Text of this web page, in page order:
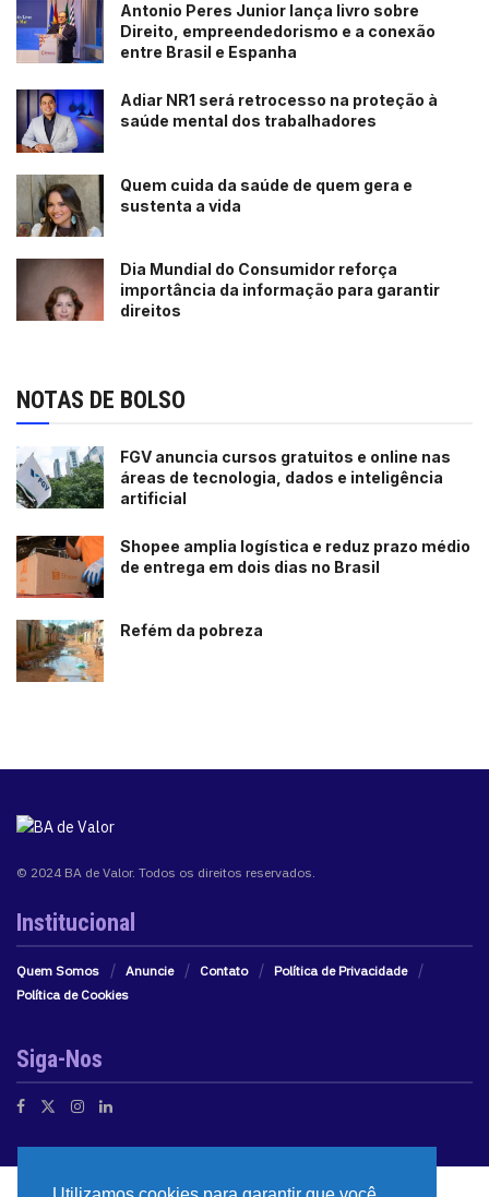
Antonio Peres Junior lança livro sobre
Direito, empreendedorismo e a conexão
entre Brasil e Espanha
Adiar NR1 será retrocesso na proteção à
saúde mental dos trabalhadores
Quem cuida da saúde de quem gera e
sustenta a vida
Dia Mundial do Consumidor reforça
importância da informação para garantir
direitos
NOTAS DE BOLSO
FGV anuncia cursos gratuitos e online nas
áreas de tecnologia, dados e inteligência
artificial
Shopee amplia logística e reduz prazo médio
de entrega em dois dias no Brasil
Refém da pobreza
© 2024 BA de Valor. Todos os direitos reservados.
Institucional
Quem Somos Anuncie Contato
Política de Privacidade
Política de Cookies
Siga-Nos